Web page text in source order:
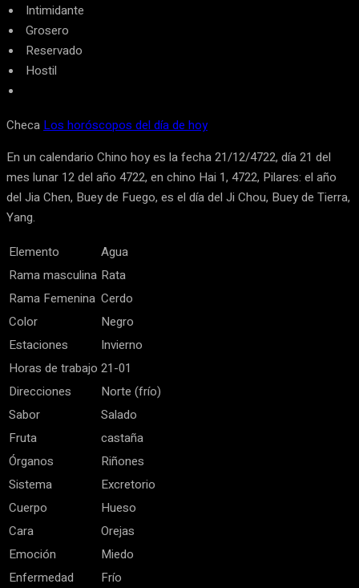
Intimidante
Grosero
Reservado
Hostil
Checa Los horóscopos del día de hoy
En un calendario Chino hoy es la fecha 21/12/4722, día 21 del
mes lunar 12 del año 4722, en chino Hai 1, 4722, Pilares: el año
del Jia Chen, Buey de Fuego, es el día del Ji Chou, Buey de Tierra,
Yang.
Elemento
Agua
Rama masculina Rata
Rama Femenina Cerdo
Color
Negro
Estaciones
Invierno
Horas de trabajo 21-01
Direcciones
Norte (frío)
Sabor
Salado
Fruta
castaña
Órganos
Riñones
Sistema
Excretorio
Cuerpo
Hueso
Cara
Orejas
Emoción
Miedo
Enfermedad
Frío